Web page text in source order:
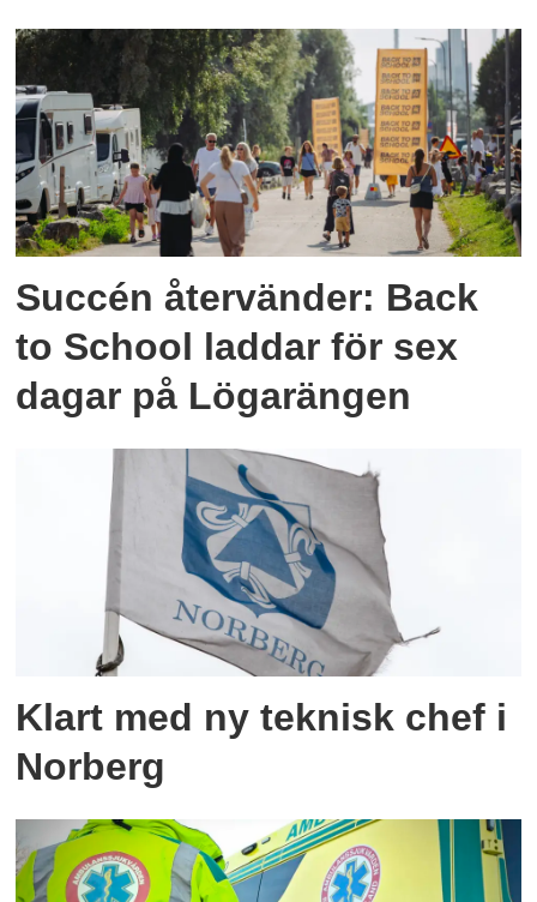
Succén återvänder: Back
to School laddar för sex
dagar på Lögarängen
Klart med ny teknisk chef i
Norberg